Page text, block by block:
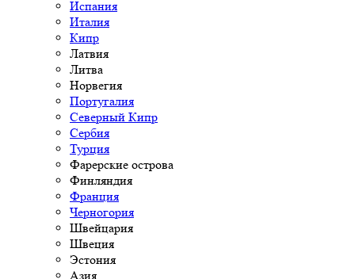
Испания
Италия
Кипр
Латвия
Литва
Норвегия
Португалия
Северный Кипр
Сербия
Турция
Фарерские острова
Финляндия
Франция
Черногория
Швейцария
Швеция
Эстония
Азия